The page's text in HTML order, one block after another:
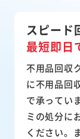
スピード
最短即日
不用品回収
に不用品回
で承ってい
ミの処分に
ください。